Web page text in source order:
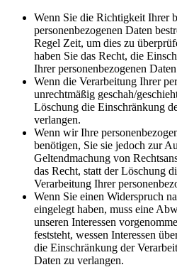
Wenn Sie die Richtigkeit Ihrer
personenbezogenen Daten
Regel Zeit, um dies zu
haben Sie das Recht, die
Ihrer personenbezogenen
Wenn die Verarbeitung Ihrer
unrechtmäßig geschah/
Löschung die Einschränkung
verlangen.
Wenn wir Ihre
benötigen, Sie sie jedoch zur
Geltendmachung von
das Recht, statt der Löschung
Verarbeitung Ihrer
Wenn Sie einen Widerspruch
eingelegt haben, muss eine
unseren Interessen
feststeht, wessen Interessen
die Einschränkung der
Daten zu verlangen.